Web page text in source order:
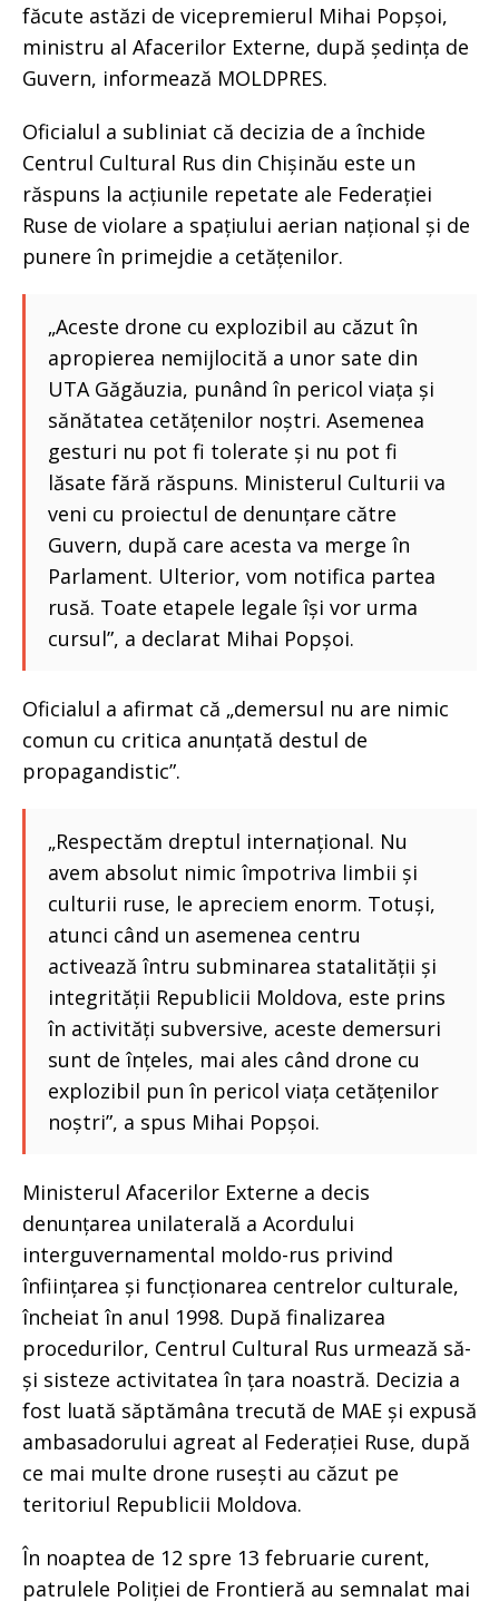
făcute astăzi de vicepremierul Mihai Popșoi,
ministru al Afacerilor Externe, după ședința de
Guvern, informează MOLDPRES.
Oficialul a subliniat că decizia de a închide
Centrul Cultural Rus din Chișinău este un
răspuns la acțiunile repetate ale Federației
Ruse de violare a spațiului aerian național și de
punere în primejdie a cetățenilor.
„Aceste drone cu explozibil au căzut în
apropierea nemijlocită a unor sate din
UTA Găgăuzia, punând în pericol viața și
sănătatea cetățenilor noștri. Asemenea
gesturi nu pot fi tolerate și nu pot fi
lăsate fără răspuns. Ministerul Culturii va
veni cu proiectul de denunțare către
Guvern, după care acesta va merge în
Parlament. Ulterior, vom notifica partea
rusă. Toate etapele legale își vor urma
cursul”, a declarat Mihai Popșoi.
Oficialul a afirmat că „demersul nu are nimic
comun cu critica anunțată destul de
propagandistic”.
„Respectăm dreptul internațional. Nu
avem absolut nimic împotriva limbii și
culturii ruse, le apreciem enorm. Totuși,
atunci când un asemenea centru
activează întru subminarea statalității și
integrității Republicii Moldova, este prins
în activități subversive, aceste demersuri
sunt de înțeles, mai ales când drone cu
explozibil pun în pericol viața cetățenilor
noștri”, a spus Mihai Popșoi.
Ministerul Afacerilor Externe a decis
denunțarea unilaterală a Acordului
interguvernamental moldo-rus privind
înființarea și funcționarea centrelor culturale,
încheiat în anul 1998. După finalizarea
procedurilor, Centrul Cultural Rus urmează să-
și sisteze activitatea în țara noastră. Decizia a
fost luată săptămâna trecută de MAE și expusă
ambasadorului agreat al Federației Ruse, după
ce mai multe drone rusești au căzut pe
teritoriul Republicii Moldova.
În noaptea de 12 spre 13 februarie curent,
patrulele Poliției de Frontieră au semnalat mai